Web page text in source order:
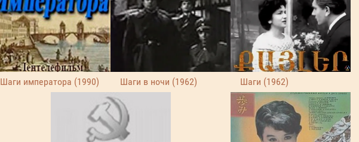
Шаги императора (1990) Шаги в ночи (1962) Шаги (1962)